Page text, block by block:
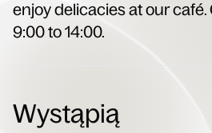
enjoy del­i­ca­cies at our café.
9:00 to 14:00.
Wystąpią